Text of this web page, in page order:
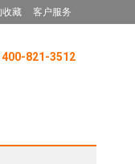
收藏 客户服务
400-821-3512